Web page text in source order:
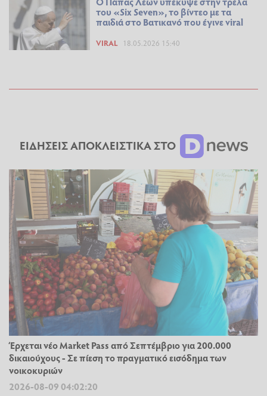
του «Six Seven», το βίντεο με τα
παιδιά στο Βατικανό που έγινε viral
VIRAL 18.05.2026 15:40
ΕΙΔΗΣΕΙΣ ΑΠΟΚΛΕΙΣΤΙΚΑ ΣΤΟ
Έρχεται νέο Market Pass από Σεπτέμβριο για 200.000
δικαιούχους - Σε πίεση το πραγματικό εισόδημα των
νοικοκυριών
2026-08-09 04:02:20